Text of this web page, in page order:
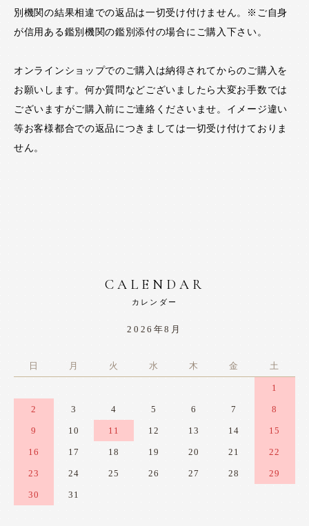
別機関の結果相違での返品は一切受け付けません。※ご自身
が信用ある鑑別機関の鑑別添付の場合にご購入下さい。
オンラインショップでのご購入は納得されてからのご購入を
お願いします。何か質問などございましたら大変お手数では
ございますがご購入前にご連絡くださいませ。イメージ違い
等お客様都合での返品につきましては一切受け付けておりま
せん。
CALENDAR
カレンダー
2026年8月
日 月 火 水 木 金 土
1
2 3 4 5 6 7 8
9 10 11 12 13 14 15
16 17 18 19 20 21 22
23 24 25 26 27 28 29
30 31